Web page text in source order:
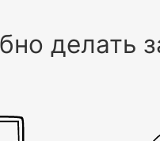
делать